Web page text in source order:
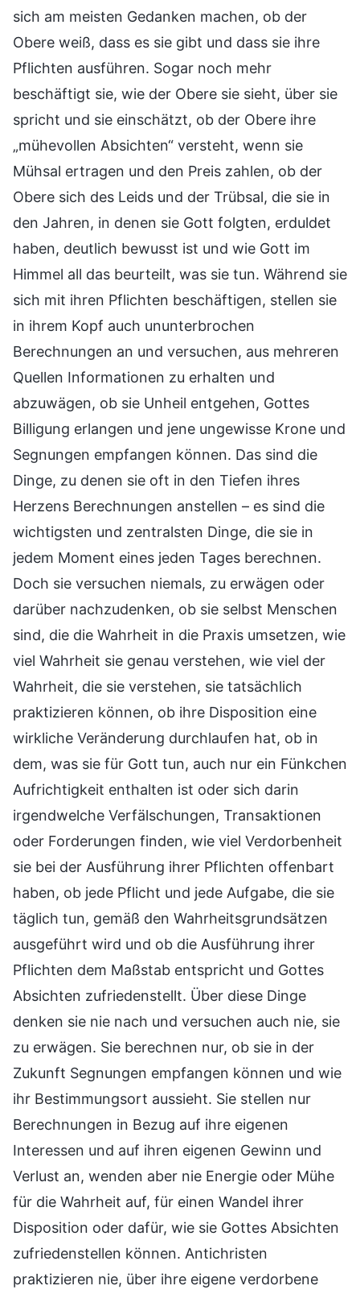
sich am meisten Gedanken machen, ob der
Obere weiß, dass es sie gibt und dass sie ihre
Pflichten ausführen. Sogar noch mehr
beschäftigt sie, wie der Obere sie sieht, über sie
spricht und sie einschätzt, ob der Obere ihre
„mühevollen Absichten“ versteht, wenn sie
Mühsal ertragen und den Preis zahlen, ob der
Obere sich des Leids und der Trübsal, die sie in
den Jahren, in denen sie Gott folgten, erduldet
haben, deutlich bewusst ist und wie Gott im
Himmel all das beurteilt, was sie tun. Während sie
sich mit ihren Pflichten beschäftigen, stellen sie
in ihrem Kopf auch ununterbrochen
Berechnungen an und versuchen, aus mehreren
Quellen Informationen zu erhalten und
abzuwägen, ob sie Unheil entgehen, Gottes
Billigung erlangen und jene ungewisse Krone und
Segnungen empfangen können. Das sind die
Dinge, zu denen sie oft in den Tiefen ihres
Herzens Berechnungen anstellen – es sind die
wichtigsten und zentralsten Dinge, die sie in
jedem Moment eines jeden Tages berechnen.
Doch sie versuchen niemals, zu erwägen oder
darüber nachzudenken, ob sie selbst Menschen
sind, die die Wahrheit in die Praxis umsetzen, wie
viel Wahrheit sie genau verstehen, wie viel der
Wahrheit, die sie verstehen, sie tatsächlich
praktizieren können, ob ihre Disposition eine
wirkliche Veränderung durchlaufen hat, ob in
dem, was sie für Gott tun, auch nur ein Fünkchen
Aufrichtigkeit enthalten ist oder sich darin
irgendwelche Verfälschungen, Transaktionen
oder Forderungen finden, wie viel Verdorbenheit
sie bei der Ausführung ihrer Pflichten offenbart
haben, ob jede Pflicht und jede Aufgabe, die sie
täglich tun, gemäß den Wahrheitsgrundsätzen
ausgeführt wird und ob die Ausführung ihrer
Pflichten dem Maßstab entspricht und Gottes
Absichten zufriedenstellt. Über diese Dinge
denken sie nie nach und versuchen auch nie, sie
zu erwägen. Sie berechnen nur, ob sie in der
Zukunft Segnungen empfangen können und wie
ihr Bestimmungsort aussieht. Sie stellen nur
Berechnungen in Bezug auf ihre eigenen
Interessen und auf ihren eigenen Gewinn und
Verlust an, wenden aber nie Energie oder Mühe
für die Wahrheit auf, für einen Wandel ihrer
Disposition oder dafür, wie sie Gottes Absichten
zufriedenstellen können. Antichristen
praktizieren nie, über ihre eigene verdorbene